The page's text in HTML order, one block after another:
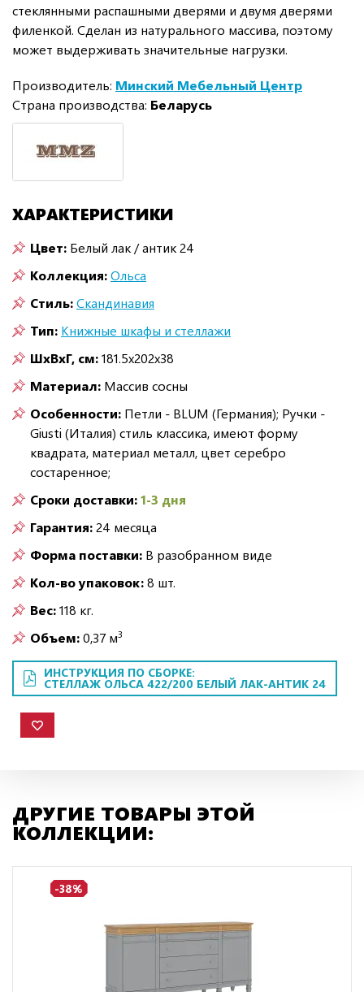
стеклянными распашными дверями и двумя дверями
филенкой. Сделан из натурального массива, поэтому
может выдерживать значительные нагрузки.
Производитель: Минский Мебельный Центр
Страна производства: Беларусь
ХАРАКТЕРИСТИКИ
Цвет: Белый лак / антик 24
Коллекция:Ольса
Стиль:Скандинавия
Тип: Книжные шкафы и стеллажи
ШxВxГ, см:181.5x202x38
Материал: Массив сосны
Особенности: Петли - BLUM (Германия); Ручки -
Giusti (Италия) стиль классика, имеют форму
квадрата, материал металл, цвет серебро
состаренное;
Сроки доставки:1-3 дня
Гарантия:24 месяца
Форма поставки: В разобранном виде
Кол-во упаковок:8 шт.
Вес:118 кг.
Объем:0,37 м3
ИНСТРУКЦИЯ ПО СБОРКЕ:
СТЕЛЛАЖ ОЛЬСА 422/200 БЕЛЫЙ ЛАК-АНТИК 24
ДРУГИЕ ТОВАРЫ ЭТОЙ
КОЛЛЕКЦИИ:
-38%